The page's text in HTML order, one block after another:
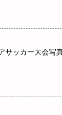
サッカー大会写